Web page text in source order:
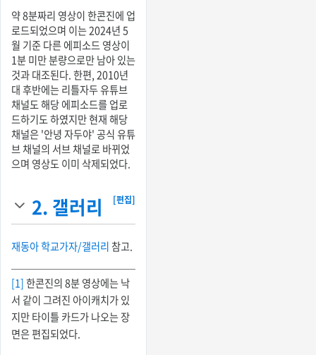
약 8분짜리 영상이 한콘진에 업
로드되었으며 이는 2024년 5
월 기준 다른 에피소드 영상이
1분 미만 분량으로만 남아 있는
것과 대조된다. 한편, 2010년
대 후반에는 리틀자두 유튜브
채널도 해당 에피소드를 업로
드하기도 하였지만 현재 해당
채널은 '안녕 자두야' 공식 유튜
브 채널의 서브 채널로 바뀌었
으며 영상도 이미 삭제되었다.
2. 갤러리 [편집]
재동아 학교가자/갤러리 참고.
[1]한콘진의 8분 영상에는 낙
서 같이 그려진 아이캐치가 있
지만 타이틀 카드가 나오는 장
면은 편집되었다.